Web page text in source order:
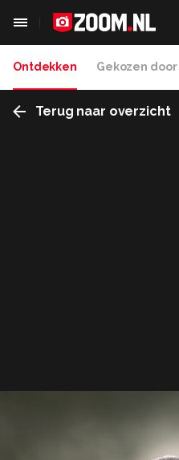
Ontdekken Gekozen door
Terug naar overzicht